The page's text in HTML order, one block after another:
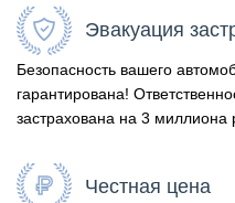
Эвакуация
Безопасность вашего
гарантирована!
застрахована на 3 миллиона
Честная цена